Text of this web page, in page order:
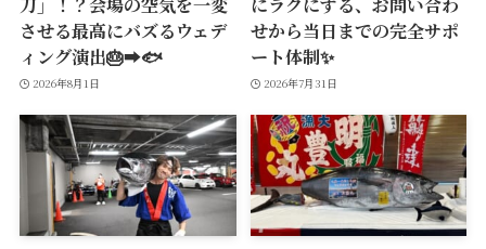
させる最高にバズるウェデ
ィング演出🎂➡️🐟
2026年8月1日
せから当日までの完全サポ
ート体制✨
2026年7月31日